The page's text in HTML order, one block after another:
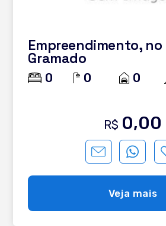
Empreendimento,
Gramado
0 0 0
R$ 0,00
Veja mais